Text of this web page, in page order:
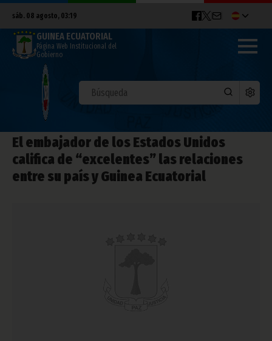
sáb. 08 agosto, 03:19
GUINEA ECUATORIAL
Página Web Institucional del
Gobierno
El embajador de los Estados Unidos
califica de “excelentes” las relaciones
entre su país y Guinea Ecuatorial